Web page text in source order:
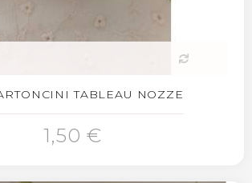
TABLEAU NOZZE
1,50 €